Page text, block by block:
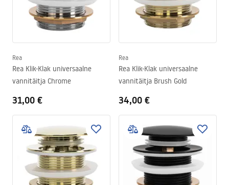
Rea
Rea Klik-Klak universaalne
vannitäitja Chrome
31,00 €
Rea
Rea Klik-Klak universaalne
vannitäitja Brush Gold
34,00 €